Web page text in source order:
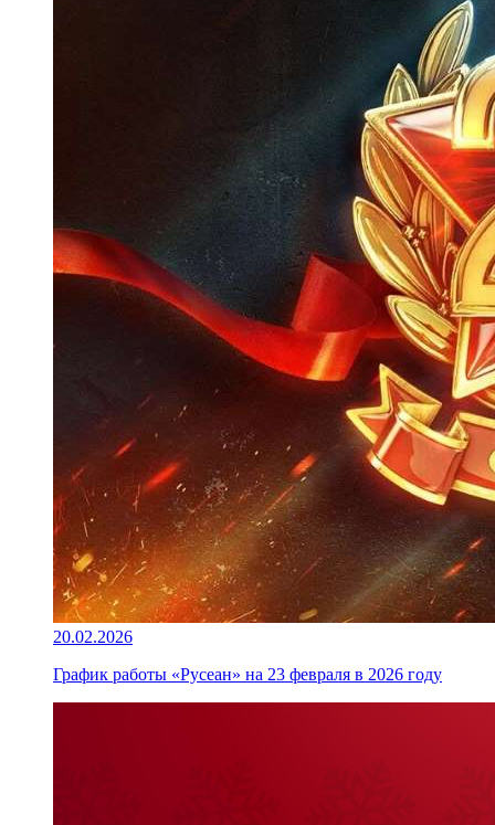
20.02.2026
График работы «Русеан» на 23 февраля в 2026 году